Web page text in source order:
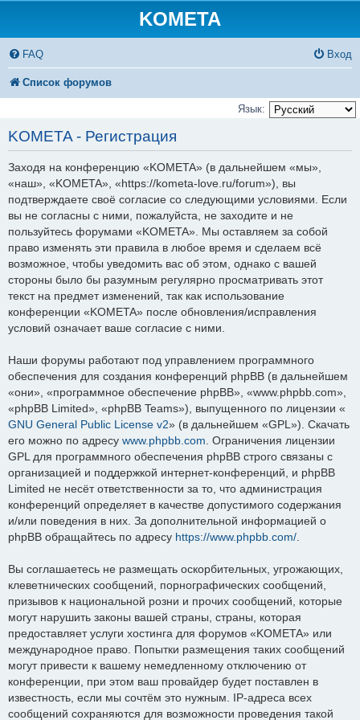
KOMETA
FAQ Вход
Список форумов
Язык:
KOMETA - Регистрация
Заходя на конференцию «KOMETA» (в дальнейшем «мы»,
«наш», «KOMETA», «https://kometa-love.ru/forum»), вы
подтверждаете своё согласие со следующими условиями. Если
вы не согласны с ними, пожалуйста, не заходите и не
пользуйтесь форумами «KOMETA». Мы оставляем за собой
право изменять эти правила в любое время и сделаем всё
возможное, чтобы уведомить вас об этом, однако с вашей
стороны было бы разумным регулярно просматривать этот
текст на предмет изменений, так как использование
конференции «KOMETA» после обновления/исправления
условий означает ваше согласие с ними.
Наши форумы работают под управлением программного
обеспечения для создания конференций phpBB (в дальнейшем
«они», «программное обеспечение phpBB», «www.phpbb.com»,
«phpBB Limited», «phpBB Teams»), выпущенного по лицензии «
GNU General Public License v2» (в дальнейшем «GPL»). Скачать
его можно по адресу www.phpbb.com . Ограничения лицензии
GPL для программного обеспечения phpBB строго связаны с
организацией и поддержкой интернет-конференций, и phpBB
Limited не несёт ответственности за то, что администрация
конференций определяет в качестве допустимого содержания
и/или поведения в них. За дополнительной информацией о
phpBB обращайтесь по адресу https://www.phpbb.com/
Вы соглашаетесь не размещать оскорбительных, угрожающих,
клеветнических сообщений, порнографических сообщений,
призывов к национальной розни и прочих сообщений, которые
могут нарушить законы вашей страны, страны, которая
предоставляет услуги хостинга для форумов «KOMETA» или
международное право. Попытки размещения таких сообщений
могут привести к вашему немедленному отключению от
конференции, при этом ваш провайдер будет поставлен в
известность, если мы сочтём это нужным. IP-адреса всех
сообщений сохраняются для возможности проведения такой